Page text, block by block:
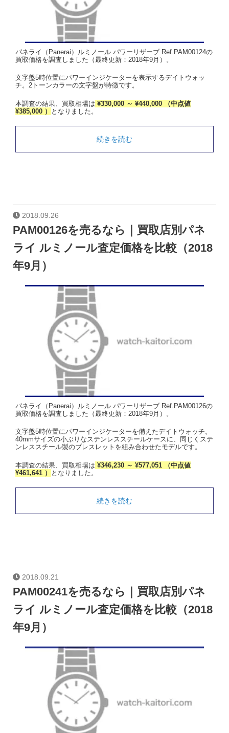
パネライ（Panerai）ルミノール パワーリザーブ Ref.PAM00124の
買取価格を調査しました（最終更新：2018年9月）。
文字盤5時位置にパワーインジケーターを表示するデイトウォッ
チ。2トーンカラーの文字盤が特徴です。
本調査の結果、買取相場は ¥330,000 ～ ¥440,000 （中点値
¥385,000 ）
となりました。
続きを読む
2018.09.26
PAM00126を売るなら｜買取店別パネ
ライ ルミノール査定価格を比較（2018
年9月）
パネライ（Panerai）ルミノール パワーリザーブ Ref.PAM00126の
買取価格を調査しました（最終更新：2018年9月）。
文字盤5時位置にパワーインジケーターを備えたデイトウォッチ。
40mmサイズの小ぶりなステンレススチールケースに、同じくステ
ンレススチール製のブレスレットを組み合わせたモデルです。
本調査の結果、買取相場は ¥346,230 ～ ¥577,051 （中点値
¥461,641 ）
となりました。
続きを読む
2018.09.21
PAM00241を売るなら｜買取店別パネ
ライ ルミノール査定価格を比較（2018
年9月）